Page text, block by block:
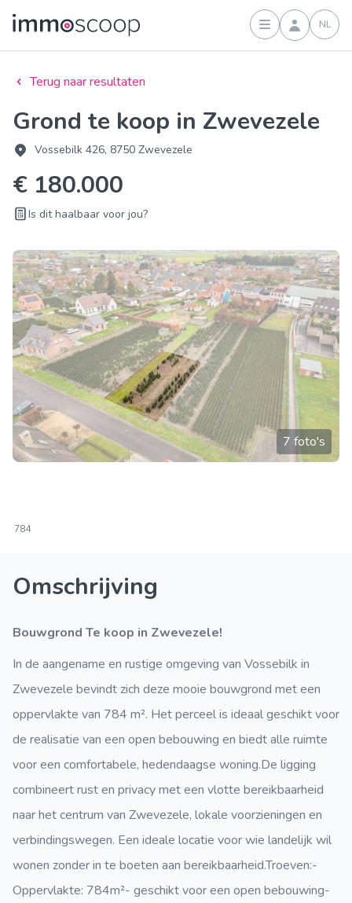
Inloggen
NL
Terug naar resultaten
Grond te koop in Zwevezele
Vossebilk 426, 8750 Zwevezele
€ 180.000
Is dit haalbaar voor jou?
7 foto's
784
Omschrijving
Bouwgrond Te koop in Zwevezele!
In de aangename en rustige omgeving van Vossebilk in
Zwevezele bevindt zich deze mooie bouwgrond met een
oppervlakte van 784 m². Het perceel is ideaal geschikt voor
de realisatie van een open bebouwing en biedt alle ruimte
voor een comfortabele, hedendaagse woning.De ligging
combineert rust en privacy met een vlotte bereikbaarheid
naar het centrum van Zwevezele, lokale voorzieningen en
verbindingswegen. Een ideale locatie voor wie landelijk wil
wonen zonder in te boeten aan bereikbaarheid.Troeven:-
Oppervlakte: 784m²- geschikt voor een open bebouwing-